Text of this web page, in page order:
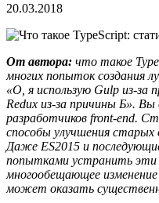
20.03.2018
От автора: что такое
многих попыток создания
«О, я использую Gulp из-за
Redux из-за причины Б».
разработчиков front-end.
способы улучшения старых
Даже ES2015 и
попытками устранить
многообещающее
может оказать